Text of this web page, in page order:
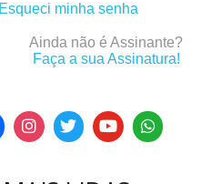
Esqueci minha senha
Ainda não é Assinante?
Faça a sua Assinatura!